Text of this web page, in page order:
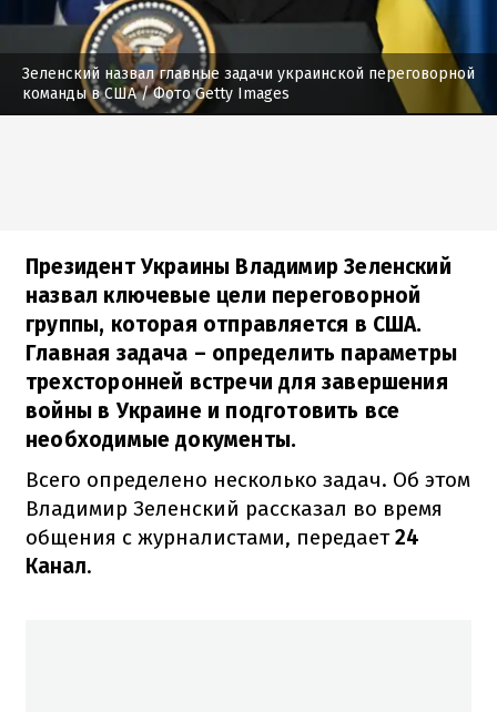
Зеленский назвал главные задачи украинской переговорной
команды в США/ Фото Getty Images
Президент Украины Владимир Зеленский
назвал ключевые цели переговорной
группы, которая отправляется в США.
Главная задача – определить параметры
трехсторонней встречи для завершения
войны в Украине и подготовить все
необходимые документы.
Всего определено несколько задач. Об этом
Владимир Зеленский рассказал во время
общения с журналистами, передает24
Канал.